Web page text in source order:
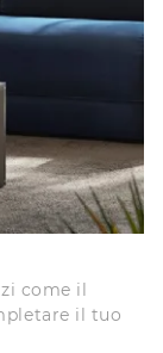
come il
il tuo